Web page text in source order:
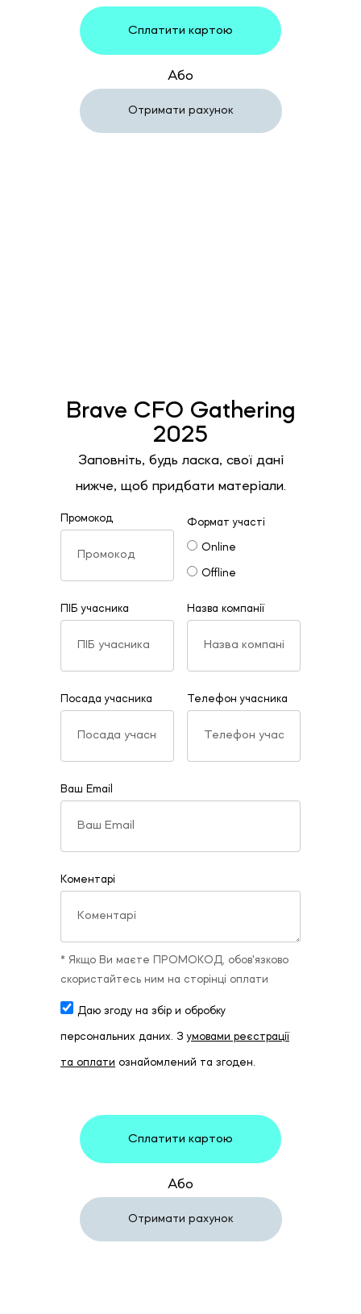
Сплатити картою
Або
Отримати рахунок
Brave CFO Gathering
2025
Заповніть, будь ласка, свої дані
нижче, щоб придбати матеріали.
Промокод Формат участі
Online
Offline
ПІБ учасника Назва компанії
Посада учасника Телефон учасника
Ваш Email
Коментарі
* Якщо Ви маєте ПРОМОКОД, обов'язково
скористайтесь ним на сторінці оплати
Даю згоду на збір и обробку
персональних даних. Зумовами реєстрації
та оплати ознайомлений та згоден.
Сплатити картою
Або
Отримати рахунок